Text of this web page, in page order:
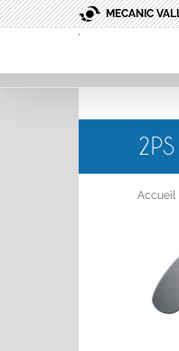
Passer
au
MECANIC
Accueil